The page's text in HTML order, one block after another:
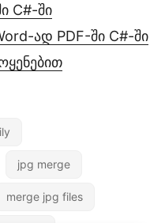
C#-ში
ად PDF-ში C#-ში
jpg merge
merge jpg files